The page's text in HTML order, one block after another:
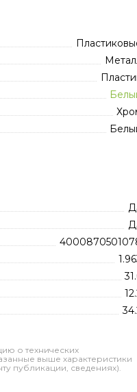
о технических
выше характеристики
публикации, сведениях).